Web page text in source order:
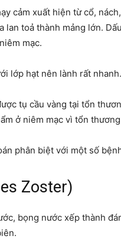
cảm xuất hiện từ cổ,
lan toả thành mảng lớn.
mạc.
lớp hạt nên lành rất nhanh.
tụ cầu vàng tại tổn
ở niêm mạc vì tổn
phân biệt với một số
Zoster)
bọng nước xếp thành